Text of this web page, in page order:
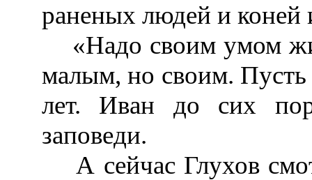
раненых людей и коней
«Надо своим умом
малым, но своим.
лет. Иван до сих
заповеди.
А сейчас Глухов